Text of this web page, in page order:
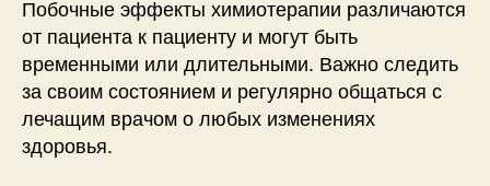
Побочные эффекты химиотерапии различаются
от пациента к пациенту и могут быть
временными или длительными. Важно следить
за своим состоянием и регулярно общаться с
лечащим врачом о любых изменениях
здоровья.